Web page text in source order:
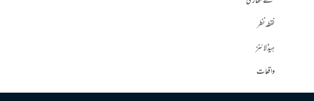
نقطہ نظر
ہیڈلائنز
واقعات